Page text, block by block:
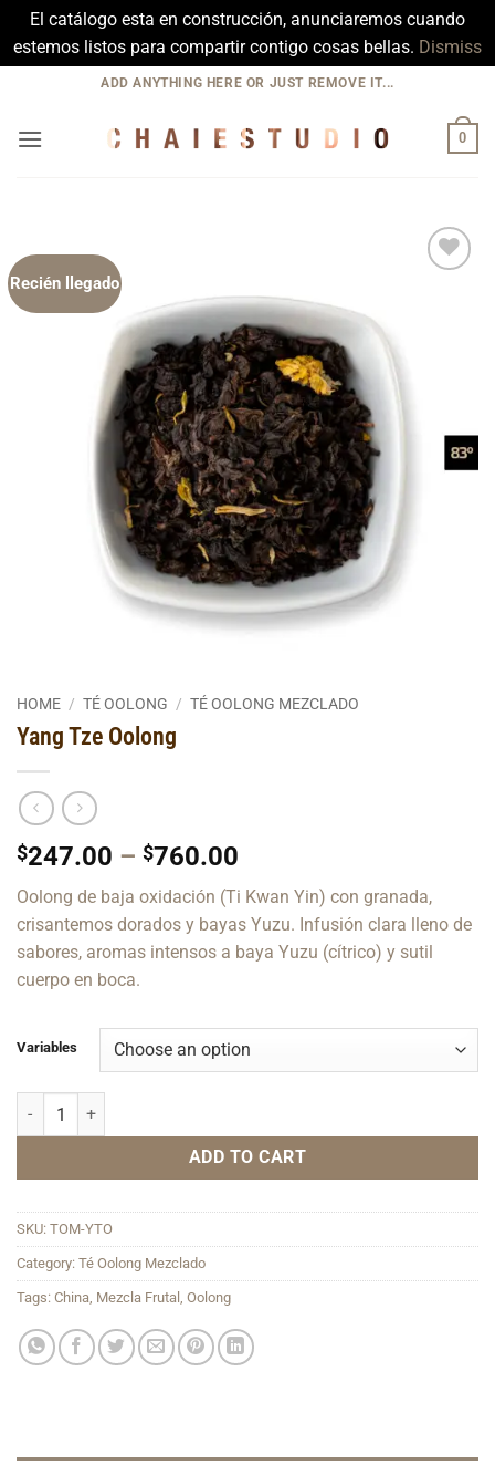
El catálogo esta en construcción, anunciaremos cuando
estemos listos para compartir contigo cosas bellas. Dismiss
content
ADD ANYTHING HERE OR JUST REMOVE IT...
0
Recién llegado
HOME / TÉ OOLONG / TÉ OOLONG MEZCLADO
Yang Tze Oolong
$247.00 – $760.00
range:
$247.00
through
$760.00
Oolong de baja oxidación (Ti Kwan Yin) con granada,
crisantemos dorados y bayas Yuzu. Infusión clara lleno de
sabores, aromas intensos a baya Yuzu (cítrico) y sutil
cuerpo en boca.
Variables
Yang Tze Oolong quantity
ADD TO CART
SKU: TOM-YTO
Category: Té Oolong Mezclado
Tags: China, Mezcla Frutal , Oolong